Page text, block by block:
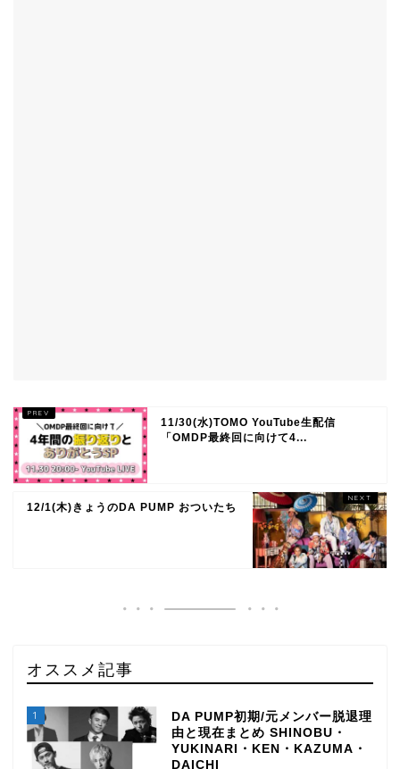
11/30(水)TOMO YouTube生配信
「OMDP最終回に向けて4...
12/1(木)きょうのDA PUMP おついたち
オススメ記事
1
DA PUMP初期/元メンバー脱退理
由と現在まとめ SHINOBU・
YUKINARI・KEN・KAZUMA・
DAICHI